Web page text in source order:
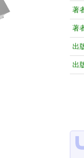
著
著
出
出